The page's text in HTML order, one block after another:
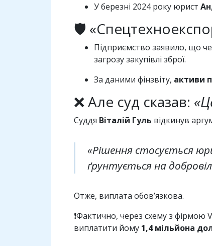
У березні 2024 року юрист
🛡️
Підприємство заявило, що
загрозу закупівлі зброї.
За даними фінзвіту, активи
❌ Але суд сказав:
Суддя Віталій Гуль відкинув
«Рішення стосується
ґрунтується на
Отже, виплата обов’язкова.
❗️Фактично, через схему з фірмою
виплатити йому 1,4 мільйона